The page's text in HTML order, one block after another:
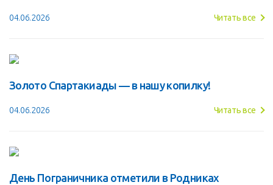
04.06.2026 Читать все
Золото Спартакиады — в нашу копилку!
04.06.2026 Читать все
День Пограничника отметили в Родниках